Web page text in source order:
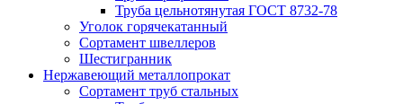
Труба цельнотянутая ГОСТ 8732-78
Уголок горячекатанный
Сортамент швеллеров
Шестигранник
Нержавеющий металлопрокат
Сортамент труб стальных